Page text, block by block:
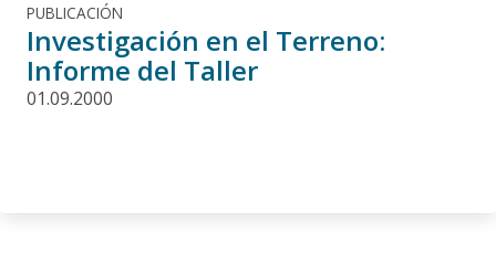
PUBLICACIÓN
Investigación en el Terreno:
Informe del Taller
01.09.2000